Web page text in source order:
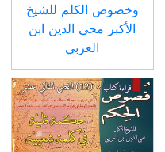
وخصوص الكلم للشيخ
الأكبر محي الدين ابن
العربي